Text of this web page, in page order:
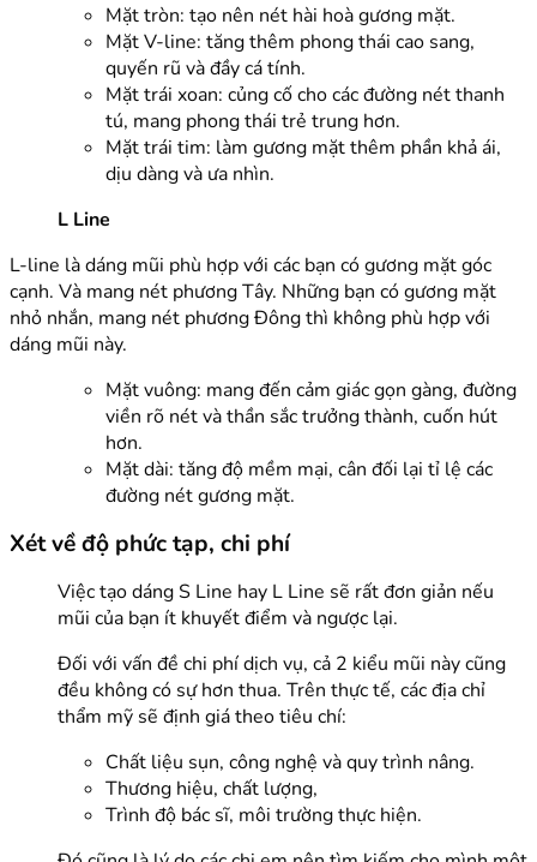
Mặt tròn: tạo nên nét hài hoà gương mặt.
Mặt V-line: tăng thêm phong thái cao sang,
quyến rũ và đầy cá tính.
Mặt trái xoan: củng cố cho các đường nét thanh
tú, mang phong thái trẻ trung hơn.
Mặt trái tim: làm gương mặt thêm phần khả ái,
dịu dàng và ưa nhìn.
L Line
L-line là dáng mũi phù hợp với các bạn có gương mặt góc
cạnh. Và mang nét phương Tây. Những bạn có gương mặt
nhỏ nhắn, mang nét phương Đông thì không phù hợp với
dáng mũi này.
Mặt vuông: mang đến cảm giác gọn gàng, đường
viền rõ nét và thần sắc trưởng thành, cuốn hút
hơn.
Mặt dài: tăng độ mềm mại, cân đối lại tỉ lệ các
đường nét gương mặt.
Xét về độ phức tạp, chi phí
Việc tạo dáng S Line hay L Line sẽ rất đơn giản nếu
mũi của bạn ít khuyết điểm và ngược lại.
Đối với vấn đề chi phí dịch vụ, cả 2 kiểu mũi này cũng
đều không có sự hơn thua. Trên thực tế, các địa chỉ
thẩm mỹ sẽ định giá theo tiêu chí:
Chất liệu sụn, công nghệ và quy trình nâng.
Thương hiệu, chất lượng,
Trình độ bác sĩ, môi trường thực hiện.